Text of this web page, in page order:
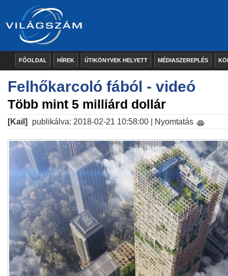
FŐOLDAL HÍREK ÚTIKÖNYVEK HELYETT MÉDIASZEREPLÉS
Felhőkarcoló fából - videó
Több mint 5 milliárd dollár
[Kail] publikálva: 2018-02-21 10:58:00 | Nyomtatás